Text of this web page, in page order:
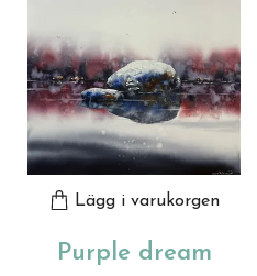
Lägg i varukorgen
Purple dream